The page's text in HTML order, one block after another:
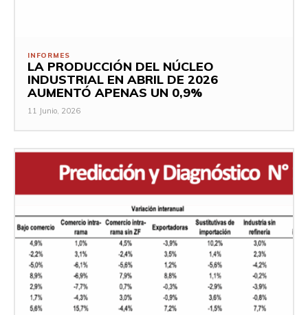
INFORMES
LA PRODUCCIÓN DEL NÚCLEO
INDUSTRIAL EN ABRIL DE 2026
AUMENTÓ APENAS UN 0,9%
11 Junio, 2026